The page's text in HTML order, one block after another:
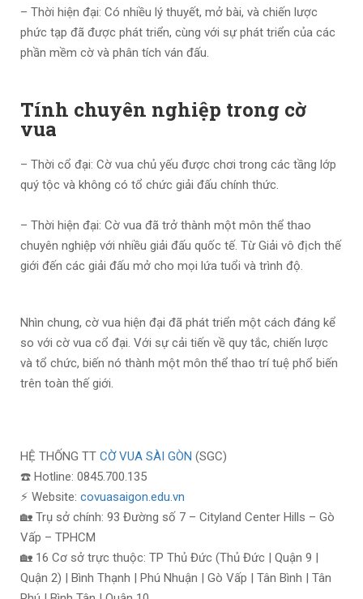
– Thời hiện đại: Có nhiều lý thuyết, mở bài, và chiến lược
phức tạp đã được phát triển, cùng với sự phát triển của các
phần mềm cờ và phân tích ván đấu.
Tính chuyên nghiệp trong cờ
vua
– Thời cổ đại: Cờ vua chủ yếu được chơi trong các tầng lớp
quý tộc và không có tổ chức giải đấu chính thức.
– Thời hiện đại: Cờ vua đã trở thành một môn thể thao
chuyên nghiệp với nhiều giải đấu quốc tế. Từ Giải vô địch thế
giới đến các giải đấu mở cho mọi lứa tuổi và trình độ.
Nhìn chung, cờ vua hiện đại đã phát triển một cách đáng kể
so với cờ vua cổ đại. Với sự cải tiến về quy tắc, chiến lược
và tổ chức, biến nó thành một môn thể thao trí tuệ phổ biến
trên toàn thế giới.
HỆ THỐNG TT CỜ VUA SÀI GÒN (SGC)
☎️ Hotline: 0845.700.135
⚡ Website: covuasaigon.edu.vn
🏡 Trụ sở chính: 93 Đường số 7 – Cityland Center Hills – Gò
Vấp – TPHCM
🏡 16 Cơ sở trực thuộc: TP Thủ Đức (Thủ Đức | Quận 9 |
Quận 2) | Bình Thạnh | Phú Nhuận | Gò Vấp | Tân Bình | Tân